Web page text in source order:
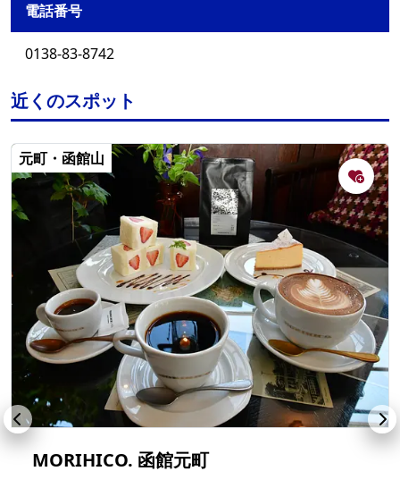
電話番号
0138-83-8742
近くのスポット
元町・函館山
MORIHICO. 函館元町